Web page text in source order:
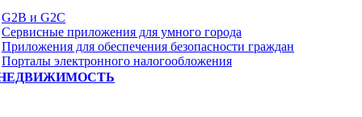
G2B и G2C
Сервисные приложения для умного города
Приложения для обеспечения безопасности граждан
Порталы электронного налогообложения